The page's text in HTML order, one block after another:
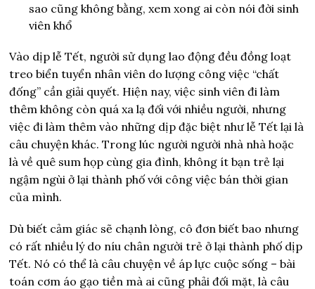
sao cũng không bằng, xem xong ai còn nói đời sinh
viên khổ
Vào dịp lễ Tết, người sử dụng lao động đều đồng loạt
treo biển tuyển nhân viên do lượng công việc “chất
đống” cần giải quyết. Hiện nay, việc sinh viên đi làm
thêm không còn quá xa lạ đối với nhiều người, nhưng
việc đi làm thêm vào những dịp đặc biệt như lễ Tết lại là
câu chuyện khác. Trong lúc người người nhà nhà hoặc
là về quê sum họp cùng gia đình, không ít bạn trẻ lại
ngậm ngùi ở lại thành phố với công việc bán thời gian
của mình.
Dù biết cảm giác sẽ chạnh lòng, cô đơn biết bao nhưng
có rất nhiều lý do níu chân người trẻ ở lại thành phố dịp
Tết. Nó có thể là câu chuyện về áp lực cuộc sống – bài
toán cơm áo gạo tiền mà ai cũng phải đối mặt, là câu